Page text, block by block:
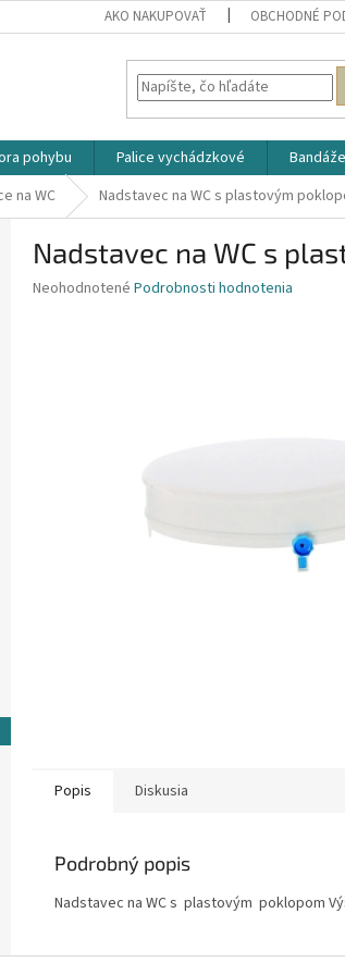
AKO NAKUPOVAŤ OBCHODNÉ
pohybu Palice vychádzkové
na WC Nadstavec na WC s plastovým
Nadstavec na WC s
Priemerné
Neohodnotené Podrobnosti hodnotenia
Popis Diskusia
Podrobný popis
Nadstavec na WC s plastovým poklopom